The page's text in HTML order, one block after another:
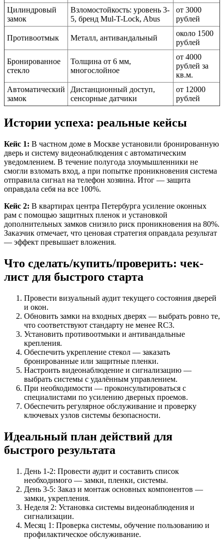
Цилиндровый
замок
Взломостойкость: уровень 3-
5, бренд Mul-T-Lock, Abus
от 3000
рублей
Противоотмык Металл, антивандальный
около 1500
рублей
Бронированное
стекло
Толщина от 6 мм,
многослойное
от 4000
рублей за
кв.м.
Автоматический
замок
Дистанционный доступ,
сенсорные датчики
от 12000
рублей
Истории успеха: реальные кейсы
Кейс 1: В частном доме в Москве установили бронированную
дверь и систему видеонаблюдения с автоматическим
уведомлением. В течение полугода злоумышленники не
смогли взломать вход, а при попытке проникновения система
отправила сигнал на телефон хозяина. Итог — защита
оправдала себя на все 100%.
Кейс 2: В квартирах центра Петербурга усиление оконных
рам с помощью защитных пленок и установкой
дополнительных замков снизило риск проникновения на 80%.
Заказчик отмечает, что ценовая стратегия оправдала результат
— эффект превышает вложения.
Что сделать/купить/проверить: чек-
лист для быстрого старта
Провести визуальный аудит текущего состояния дверей
и окон.
Обновить замки на входных дверях — выбрать ровно те,
что соответствуют стандарту не менее RC3.
Установить противоотмыки и антивандальные
крепления.
Обеспечить укрепление стекол — заказать
бронированные или защитные пленки.
Настроить видеонаблюдение и сигнализацию —
выбрать системы с удалённым управлением.
При необходимости — проконсультироваться с
специалистами по усилению дверных проемов.
Обеспечить регулярное обслуживание и проверку
ключевых узлов системы безопасности.
Идеальный план действий для
быстрого результата
День 1-2: Провести аудит и составить список
необходимого — замки, пленки, системы.
День 3-5: Заказ и монтаж основных компонентов —
замки, укрепления.
Неделя 2: Установка системы видеонаблюдения и
сигнализации.
Месяц 1: Проверка системы, обучение пользованию и
профилактическое обслуживание.